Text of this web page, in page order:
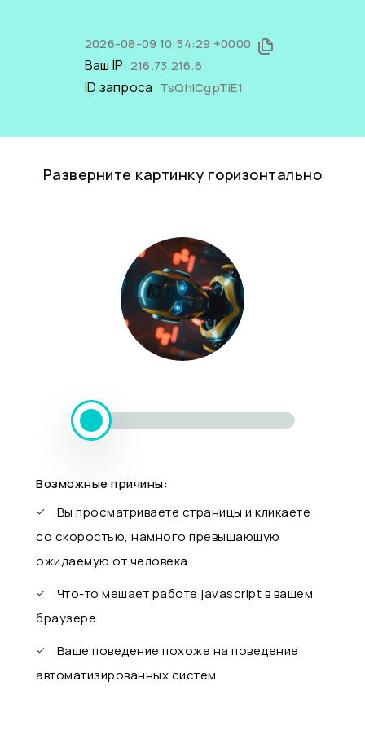
2026-08-09 10:54:29 +0000
Ваш IP: 216.73.216.6
ID запроса: TsQhICgpTiE1
Разверните картинку горизонтально
Возможные причины:
Вы просматриваете страницы и кликаете
со скоростью, намного превышающую
ожидаемую от человека
Что-то мешает работе javascript в вашем
браузере
Ваше поведение похоже на поведение
автоматизированных систем